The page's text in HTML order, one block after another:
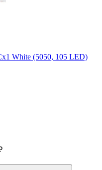
White (5050, 105 LED)